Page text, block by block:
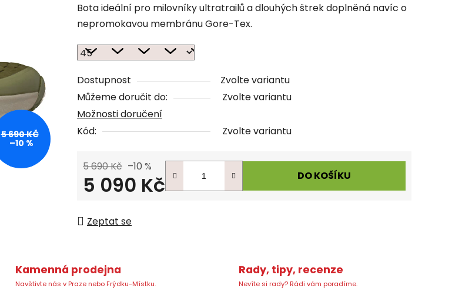
Bota ideální pro milovníky ultratrailů a dlouhých štrek doplněná navíc o
nepromokavou membránu Gore-Tex.
Dostupnost
Zvolte variantu
Můžeme doručit do:
Zvolte variantu
Možnosti doručení
Kód:
Zvolte variantu
5 690 Kč –10 %
5 090 Kč DO KOŠÍKU
Zeptat se
5 690 KČ
–10 %
Kamenná prodejna
Navštivte nás v Praze nebo Frýdku-Místku.
Rady, tipy, recenze
Nevíte si rady? Rádi vám poradíme.